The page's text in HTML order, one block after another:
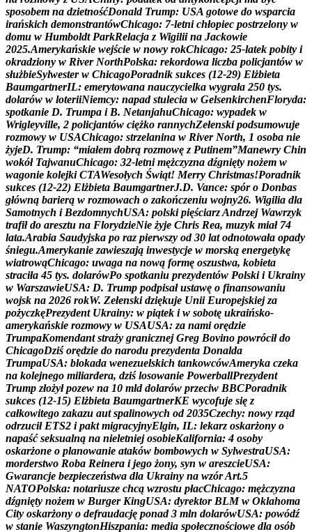
sposobem na dzietnośćDonald Trump: USA gotowe do wsparcia
irańskich demonstrantówChicago: 7-letni chłopiec postrzelony w
domu w Humboldt ParkRelacja z Wigilii na Jackowie
2025.Amerykańskie wejście w nowy rokChicago: 25-latek pobity i
okradziony w River NorthPolska: rekordowa liczba policjantów w
służbieSylwester w ChicagoPoradnik sukces (12-29) Elżbieta
BaumgartnerIL: emerytowana nauczycielka wygrała 250 tys.
dolarów w loteriiNiemcy: napad stulecia w GelsenkirchenFloryda:
spotkanie D. Trumpa i B. NetanjahuChicago: wypadek w
Wrigleyville, 2 policjantów ciężko rannychZełenski podsumowuje
rozmowy w USAChicago: strzelanina w River North, 1 osoba nie
żyjeD. Trump: “miałem dobrą rozmowę z Putinem”Manewry Chin
wokół TajwanuChicago: 32-letni mężczyzna dźgnięty nożem w
wagonie kolejki CTAWesołych Świąt! Merry Christmas!Poradnik
sukces (12-22) Elżbieta BaumgartnerJ.D. Vance: spór o Donbas
główną barierą w rozmowach o zakończeniu wojny26. Wigilia dla
Samotnych i BezdomnychUSA: polski pięściarzAndrzej Wawrzyk
trafił do aresztu na FlorydzieNie żyje Chris Rea, muzyk miał 74
lata.Arabia Saudyjska po raz pierwszy od 30 lat odnotowała opady
śniegu.Amerykanie zawieszają inwestycje w morską energetykę
wiatrowąChicago: uwaga na nową formę oszustwa, kobieta
straciła 45 tys. dolarówPo spotkaniu prezydentów Polski i Ukrainy
w WarszawieUSA: D. Trump podpisał ustawę o finansowaniu
wojsk na 2026 rokW. Zełenski dziękuje Unii Europejskiej za
pożyczkęPrezydent Ukrainy: w piątek i w sobotę ukraińsko-
amerykańskie rozmowy w USAUSA: za nami orędzie
TrumpaKomendant straży granicznej Greg Bovino powrócił do
ChicagoDziś orędzie do narodu prezydenta Donalda
TrumpaUSA: blokada wenezuelskich tankowcówAmeryka czeka
na kolejnego miliardera, dziś losowanie PowerballPrezydent
Trump złożył pozew na 10 mld dolarów przeciw BBCPoradnik
sukces (12-15) Elżbieta BaumgartnerKE wycofuje się z
całkowitego zakazu aut spalinowych od 2035Czechy: nowy rząd
odrzucił ETS2 i pakt migracyjnyElgin, IL: lekarz oskarżony o
napaść seksualną na nieletniej osobieKalifornia: 4 osoby
oskarżone o planowanie ataków bombowych w SylwestraUSA:
morderstwo Roba Reinera i jego żony, syn w areszcieUSA:
Gwarancje bezpieczeństwa dla Ukrainy na wzórArt.5
NATOPolska: notariusze chcą wzrostu płacChicago: mężczyzna
dźgnięty nożem w Burger KingUSA: dyrektor BLM w Oklahoma
City oskarżony o defraudację ponad 3 mln dolarówUSA: powódź
w stanie WaszyngtonHiszpania: media społecznościowe dla osób